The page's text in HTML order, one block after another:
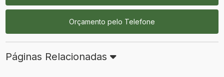
Orçamento pelo Telefone
Páginas Relacionadas